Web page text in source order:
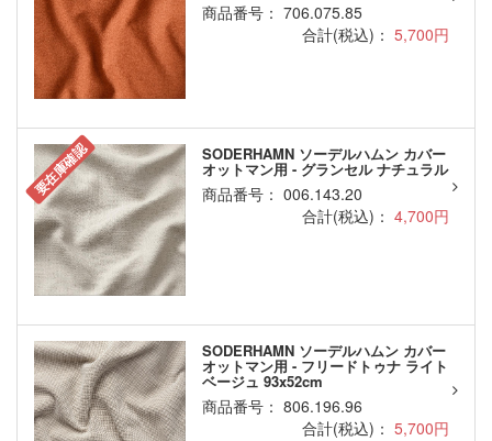
商品番号： 706.075.85
合計(税込)： 5,700円
要在庫確認 SODERHAMN ソーデルハムン カバー
オットマン用 - グランセル ナチュラル
商品番号： 006.143.20
合計(税込)： 4,700円
SODERHAMN ソーデルハムン カバー
オットマン用 - フリードトゥナ ライト
ベージュ 93x52cm
商品番号： 806.196.96
合計(税込)： 5,700円